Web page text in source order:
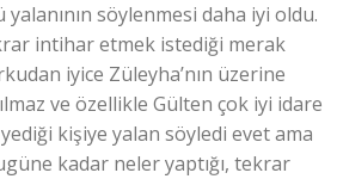
söylenmesi daha iyi oldu.
intihar etmek istediği merak
iyice Züleyha’nın üzerine
ve özellikle Gülten çok iyi idare
kişiye yalan söyledi evet ama
kadar neler yaptığı, tekrar